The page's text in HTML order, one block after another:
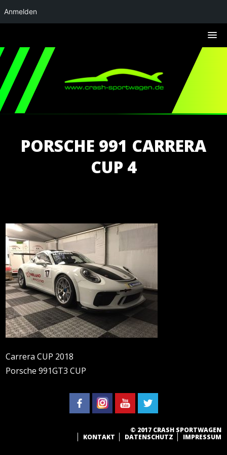
PORSCHE 991 CARRERA
CUP 4
Carrera CUP 2018
Porsche 991GT3 CUP
© 2017 CRASH SPORTWAGEN
KONTAKT
DATENSCHUTZ IMPRESSUM
Anmelden